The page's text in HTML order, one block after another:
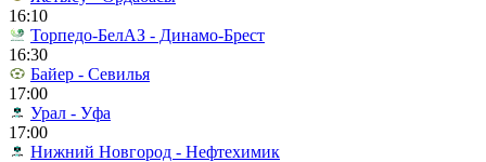
16:10
Торпедо-БелАЗ - Динамо-Брест
16:30
Байер - Севилья
17:00
Урал - Уфа
17:00
Нижний Новгород - Нефтехимик